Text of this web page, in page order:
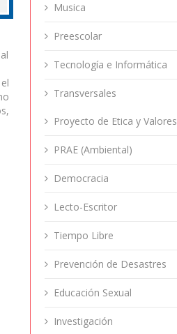
Musica
Preescolar
Tecnología e Informática
Transversales
Proyecto de Etica y Valores
PRAE (Ambiental)
Democracia
Lecto-Escritor
Tiempo Libre
Prevención de Desastres
Educación Sexual
Investigación